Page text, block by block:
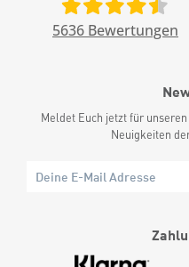
5636 Bewertungen
Meldet Euch jetzt für
Neuigkeiten